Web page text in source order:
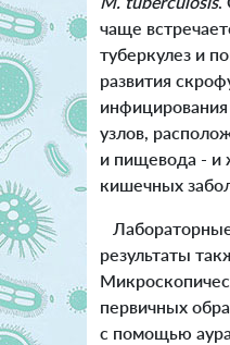
чаще
туберкулез и
развития
узлов,
и пищевода - и
кишечных
результаты
первичных
с помощью